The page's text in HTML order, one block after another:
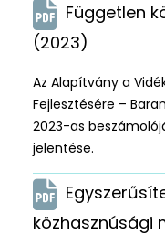
Független
(2023)
Az Alapítvány a
Fejlesztésére –
2023-as
jelentése.
közhasznúsági